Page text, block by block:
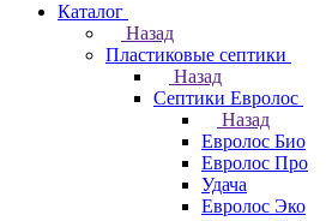
Каталог
Назад
Пластиковые септики
Назад
Септики Евролос
Назад
Евролос Био
Евролос Про
Удача
Евролос Эко